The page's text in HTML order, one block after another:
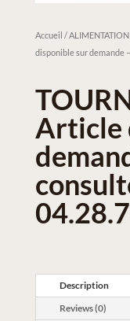
Accueil /
disponible sur demande
Article
Description
Reviews (0)